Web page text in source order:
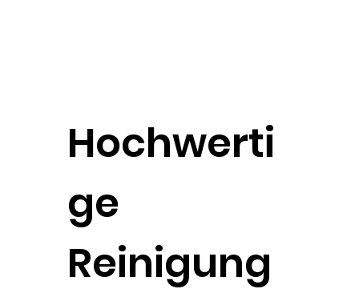
Hochwerti
ge
Reinigung